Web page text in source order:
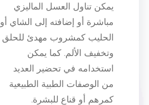
يمكن تناول العسل الماليزي
مباشرة أو إضافته إلى الشاي أو
الحليب كمشروب مهدئ للحلق
وتخفيف الألم. كما يمكن
استخدامه في تحضير العديد
من الوصفات الطبية الطبيعية
كمرهم أو قناع للبشرة.